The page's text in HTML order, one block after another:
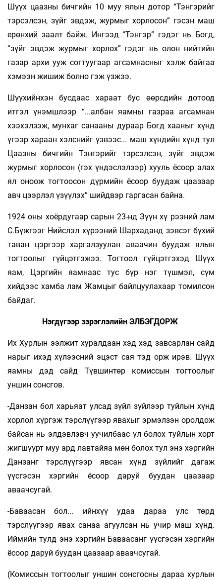
Шүүх цаазны бичгийн 10 муу ялын дотор “Тэнгэрийг
тэрсэлсэн, зүйг эвдэж, журмыг хорлосон” гэсэн маш
ерөнхий заалт байж. Ингээд “Тэнгэр” гэдэг нь Богд,
“зүйг эвдэж журмыг хорлох” гэдэг нь олон нийтийн
газар архи ууж согтуугаар агсамнасныг хэлж байгаа
хэмээн жишиж болно гэж үзжээ.
Шүүхийнхэн бусдаас хараат бус өөрсдийн дотоод
итгэл үнэмшлээр “...албан яамны газраа агсамнан
хээхэлзэж, мунхаг санааны дураар Богд хааныг хүнд
үгээр хараан хэлснийг үзвээс... маш хүндийн хүнд тул
Цаазны бичгийн Тэнгэрийг тэрсэлсэн, зүйг эвдэж
журмыг хорлосон (гэх үндэслэлээр) хууль ёсоор алах
ял оноож тогтоосон дүрмийн ёсоор буудаж цаазаар
авч цээрлэл үзүүлэх” шийдвэр гаргасан байна.
1924 оны хоёрдугаар сарын 23-нд Зүүн хү­ рээний лам
С.Бүжгээг Нийслэл хүрээний Шархаданд зэвсэг бүхий
таван цэргээр харгалзуулан аваачин буудаж ялын
тогтоолыг гүйцэтгэжээ. Тогтоол гүйцэтгэхэд Шүүх
яам, Цэргийн яамнаас тус бүр нэг түшмэл, сүм
хийдээс хамба лам Жамцыг байлцуулахаар томилсон
байдаг.
Нэгдүгээр зэрэглэлийн ЭЛБЭГДОРЖ
Их Хурлын ээлжит хуралдаан хэд хэд завсарлан сайд
нарыг ихэд хүлээсний эцэст сая тэд орж ирэв. Шүүх
яамны дэд сайд Түвшинтөр комиссын тогтоолыг
уншин сонсгов.
-Данзан бол харьяат улсад зүйл зүйлээр туйлын хүнд
хорлол хүргэж тэрслүүгээр явахыг эрмэлзэн оролдож
байсан нь элдэвлэвч уучилбаас үл болох туйлын хорт
жигшүүрт муу ард лавтайяа мөн болох тул энэ хэргийн
Данзанг тэрслүүгээр явсан хүнд зүйлийг дагаж
үүсгэсэн хэргийн ёсоор даруй буудан цаазаар
аваачсугай.
-Баваасан бол... ийнхүү удаа дараа улс төрд
тэрслүүгээр явах санаа агуулсан нь учир маш хүнд.
Иймийн тулд энэ хэргийн Баваасанг үүсгэсэн хэргийн
ёсоор даруй буудан цаазаар аваачсугай.
(Комиссын тогтоолыг уншин сонсгосны дараа хурлын